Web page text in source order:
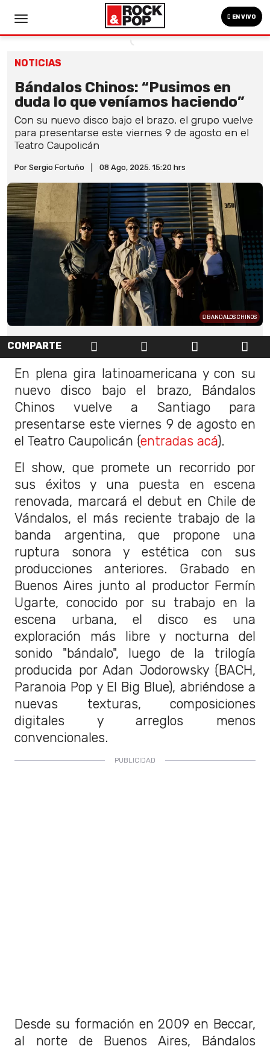
EN VIVO
NOTICIAS
Bándalos Chinos: “Pusimos en
duda lo que veníamos haciendo”
Con su nuevo disco bajo el brazo, el grupo vuelve
para presentarse este viernes 9 de agosto en el
Teatro Caupolicán
Por Sergio Fortuño 08 Ago, 2025. 15:20 hrs
BANDALOS CHINOS
COMPARTE
En plena gira latinoamericana y con su
nuevo disco bajo el brazo, Bándalos
Chinos vuelve a Santiago para
presentarse este viernes 9 de agosto en
el Teatro Caupolicán (entradas acá).
El show, que promete un recorrido por
sus éxitos y una puesta en escena
renovada, marcará el debut en Chile de
Vándalos, el más reciente trabajo de la
banda argentina, que propone una
ruptura sonora y estética con sus
producciones anteriores. Grabado en
Buenos Aires junto al productor Fermín
Ugarte, conocido por su trabajo en la
escena urbana, el disco es una
exploración más libre y nocturna del
sonido "bándalo", luego de la trilogía
producida por Adan Jodorowsky (BACH,
Paranoia Pop y El Big Blue), abriéndose a
nuevas texturas, composiciones
digitales y arreglos menos
convencionales.
Desde su formación en 2009 en Beccar,
al norte de Buenos Aires, Bándalos